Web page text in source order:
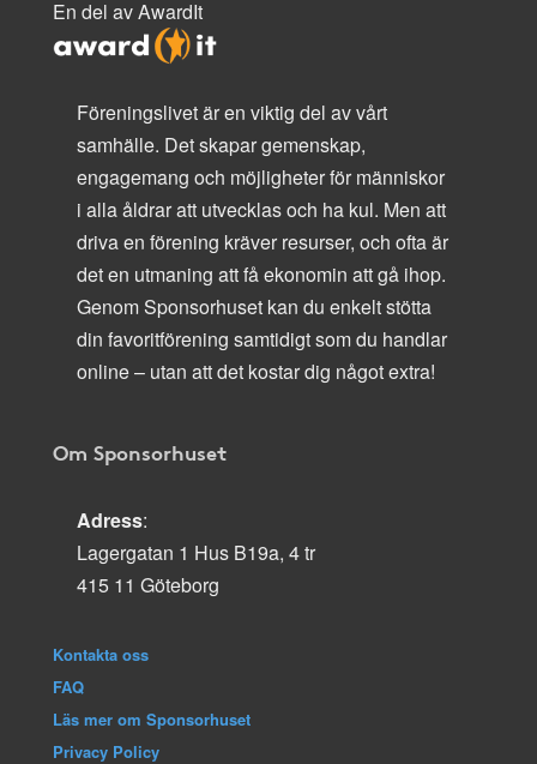
En del av AwardIt
Föreningslivet är en viktig del av vårt
samhälle. Det skapar gemenskap,
engagemang och möjligheter för människor
i alla åldrar att utvecklas och ha kul. Men att
driva en förening kräver resurser, och ofta är
det en utmaning att få ekonomin att gå ihop.
Genom Sponsorhuset kan du enkelt stötta
din favoritförening samtidigt som du handlar
online – utan att det kostar dig något extra!
Om Sponsorhuset
Adress:
Lagergatan 1 Hus B19a, 4 tr
415 11 Göteborg
Kontakta oss
FAQ
Läs mer om Sponsorhuset
Privacy Policy